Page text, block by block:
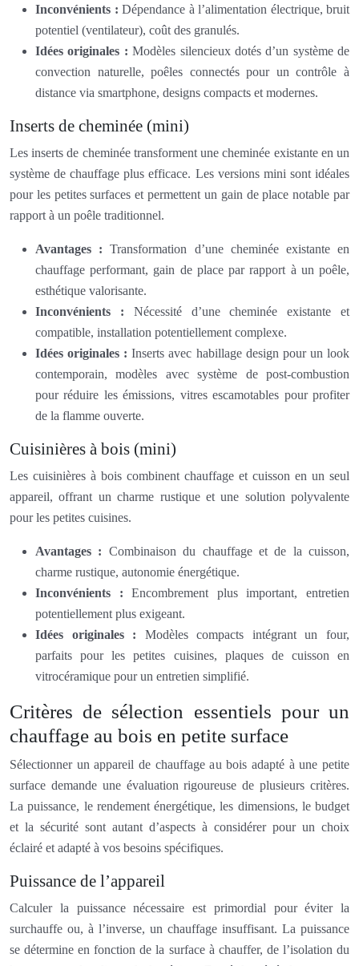
Inconvénients : Dépendance à l’alimentation électrique, bruit
potentiel (ventilateur), coût des granulés.
Idées originales :Modèles silencieux dotés d’un système de
convection naturelle, poêles connectés pour un contrôle à
distance via smartphone, designs compacts et modernes.
Inserts de cheminée (mini)
Les inserts de cheminée transforment une cheminée existante en un
système de chauffage plus efficace. Les versions mini sont idéales
pour les petites surfaces et permettent un gain de place notable par
rapport à un poêle traditionnel.
Avantages :Transformation d’une cheminée existante en
chauffage performant, gain de place par rapport à un poêle,
esthétique valorisante.
Inconvénients : Nécessité d’une cheminée existante et
compatible, installation potentiellement complexe.
Idées originales :Inserts avec habillage design pour un look
contemporain, modèles avec système de post-combustion
pour réduire les émissions, vitres escamotables pour profiter
de la flamme ouverte.
Cuisinières à bois (mini)
Les cuisinières à bois combinent chauffage et cuisson en un seul
appareil, offrant un charme rustique et une solution polyvalente
pour les petites cuisines.
Avantages : Combinaison du chauffage et de la cuisson,
charme rustique, autonomie énergétique.
Inconvénients :Encombrement plus important, entretien
potentiellement plus exigeant.
Idées originales : Modèles compacts intégrant un four,
parfaits pour les petites cuisines, plaques de cuisson en
vitrocéramique pour un entretien simplifié.
Critères de sélection essentiels pour un
chauffage au bois en petite surface
Sélectionner un appareil de chauffage au bois adapté à une petite
surface demande une évaluation rigoureuse de plusieurs critères.
La puissance, le rendement énergétique, les dimensions, le budget
et la sécurité sont autant d’aspects à considérer pour un choix
éclairé et adapté à vos besoins spécifiques.
Puissance de l’appareil
Calculer la puissance nécessaire est primordial pour éviter la
surchauffe ou, à l’inverse, un chauffage insuffisant. La puissance
se détermine en fonction de la surface à chauffer, de l’isolation du